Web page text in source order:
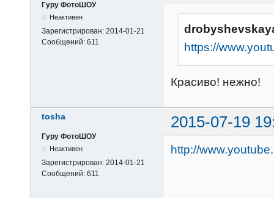
Гуру ФотоШОУ
Неактивен
Зарегистрирован: 2014-01-21
Сообщений: 611
https://
Красиво! нежно!
tosha 2015-07-19
Гуру ФотоШОУ
Неактивен
Зарегистрирован: 2014-01-21
Сообщений: 611
http://